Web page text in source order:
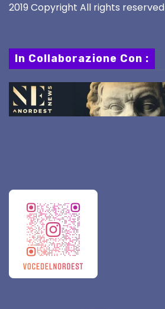
2019 Copyright All rights reserved
In Collaborazione Con :